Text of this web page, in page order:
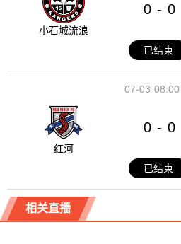
小石城流浪
0 - 0
已结束
08:00
07-03
红河
0 - 0
已结束
相关直播